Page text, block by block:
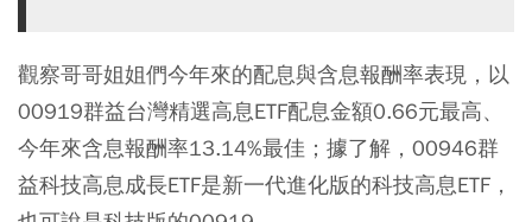
觀察哥哥姐姐們今年來的配息與含息報酬率表現，以
00919群益台灣精選高息ETF配息金額0.66元最高、
今年來含息報酬率13.14%最佳；據了解，00946群
益科技高息成長ETF是新一代進化版的科技高息ETF，